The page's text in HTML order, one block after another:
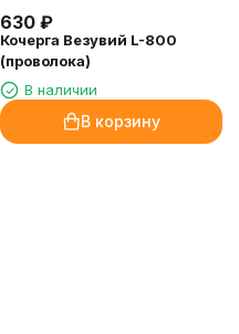
630 ₽
Кочерга Везувий L-800
(проволока)
В наличии
В корзину